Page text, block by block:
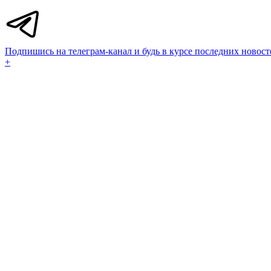
Подпишись на телеграм-канал и будь в курсе последних
+